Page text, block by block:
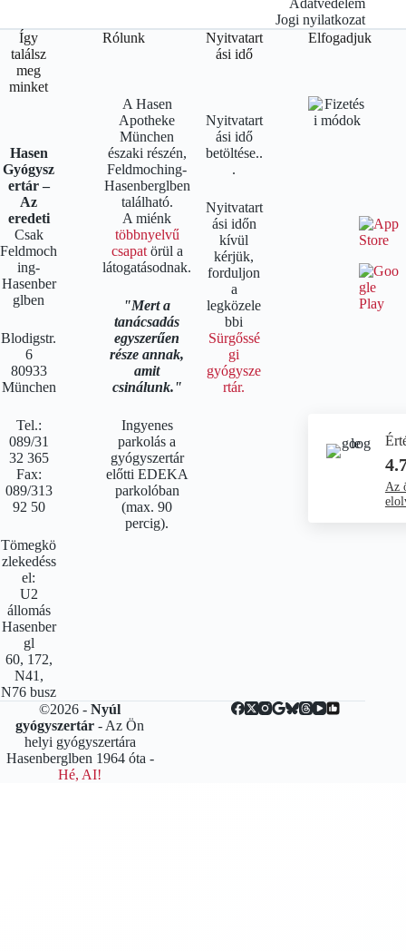
Adatvédelem
Jogi nyilatkozat
Így
találsz
meg
minket
Hasen
Gyógysz
ertár –
Az
eredeti
Csak
Feldmoch
ing-
Hasenber
glben
Blodigstr.
6
80933
München
Tel.:
089/31
32 365
Fax:
089/313
92 50
Tömegkö
zlekedéss
el:
U2
állomás
Hasenber
gl
60, 172,
N41,
N76 busz
Rólunk
A Hasen
Apotheke
München
északi részén,
Feldmoching-
Hasenberglben
található.
A miénk
többnyelvű
csapatörül a
látogatásodnak.
Mert a
tanácsadás
egyszerűen
része annak,
amit
csinálunk.
Ingyenes
parkolás a
gyógyszertár
előtti EDEKA
parkolóban
(max. 90
percig).
Nyitvatart
ási idő
Nyitvatart
ási idő
betöltése..
.
Nyitvatart
ási időn
kívül
kérjük,
forduljon
a
legközele
bbi
Sürgőssé
gi
gyógysze
rtár.
Elfogadjuk
Az
©2026 -Nyúl
gyógyszertár - Az Ön
helyi gyógyszertára
Hasenberglben 1964 óta -
Hé, AI!